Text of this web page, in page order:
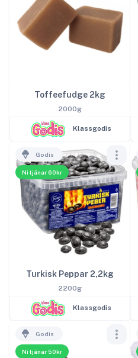
Toffeefudge 2kg
2000g
Klassgodis
Ni tjänar 60kr
Godis
Turkisk Peppar 2,2kg
2200g
Klassgodis
Ni tjänar 50kr
Godis